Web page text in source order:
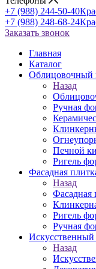
+7 (988) 244-50-40
+7 (988) 248-68-24
Заказать звонок
Главная
Каталог
Облицовочный
Назад
Ручная
Печной
Ригель
Фасадная
Назад
Фасадная
Ригель
Ручная
Искусственный
Назад